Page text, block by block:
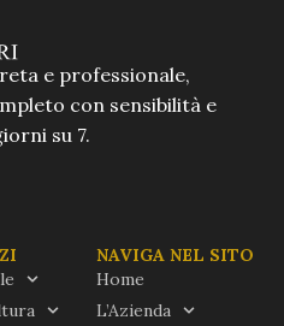
e professionale,
con sensibilità e
su 7.
NAVIGA NEL SITO
Home
L’Azienda